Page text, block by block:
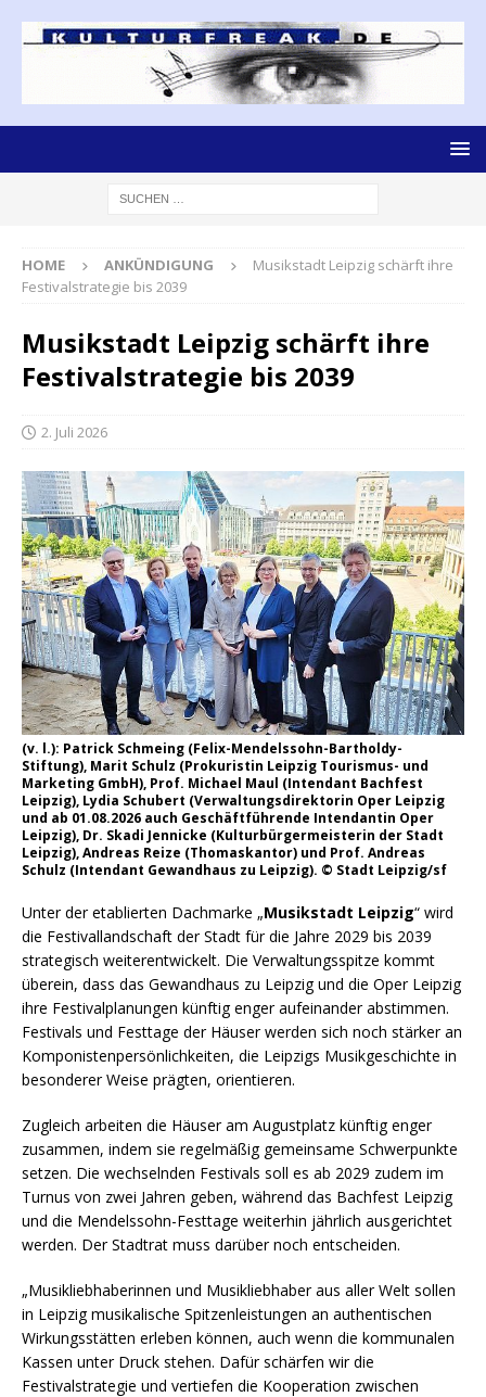
HOME ANKÜNDIGUNG
Musikstadt Leipzig schärft ihre
Festivalstrategie bis 2039
Musikstadt Leipzig schärft ihre
Festivalstrategie bis 2039
2. Juli 2026
(v. l.): Patrick Schmeing (Felix-Mendelssohn-Bartholdy-
Stiftung), Marit Schulz (Prokuristin Leipzig Tourismus- und
Marketing GmbH), Prof. Michael Maul (Intendant Bachfest
Leipzig), Lydia Schubert (Verwaltungsdirektorin Oper Leipzig
und ab 01.08.2026 auch Geschäftführende Intendantin Oper
Leipzig), Dr. Skadi Jennicke (Kulturbürgermeisterin der Stadt
Leipzig), Andreas Reize (Thomaskantor) und Prof. Andreas
Schulz (Intendant Gewandhaus zu Leipzig). © Stadt Leipzig/sf
Unter der etablierten Dachmarke „Musikstadt Leipzig“ wird
die Festivallandschaft der Stadt für die Jahre 2029 bis 2039
strategisch weiterentwickelt. Die Verwaltungsspitze kommt
überein, dass das Gewandhaus zu Leipzig und die Oper Leipzig
ihre Festivalplanungen künftig enger aufeinander abstimmen.
Festivals und Festtage der Häuser werden sich noch stärker an
Komponistenpersönlichkeiten, die Leipzigs Musikgeschichte in
besonderer Weise prägten, orientieren.
Zugleich arbeiten die Häuser am Augustplatz künftig enger
zusammen, indem sie regelmäßig gemeinsame Schwerpunkte
setzen. Die wechselnden Festivals soll es ab 2029 zudem im
Turnus von zwei Jahren geben, während das Bachfest Leipzig
und die Mendelssohn-Festtage weiterhin jährlich ausgerichtet
werden. Der Stadtrat muss darüber noch entscheiden.
„Musikliebhaberinnen und Musikliebhaber aus aller Welt sollen
in Leipzig musikalische Spitzenleistungen an authentischen
Wirkungsstätten erleben können, auch wenn die kommunalen
Kassen unter Druck stehen. Dafür schärfen wir die
Festivalstrategie und vertiefen die Kooperation zwischen